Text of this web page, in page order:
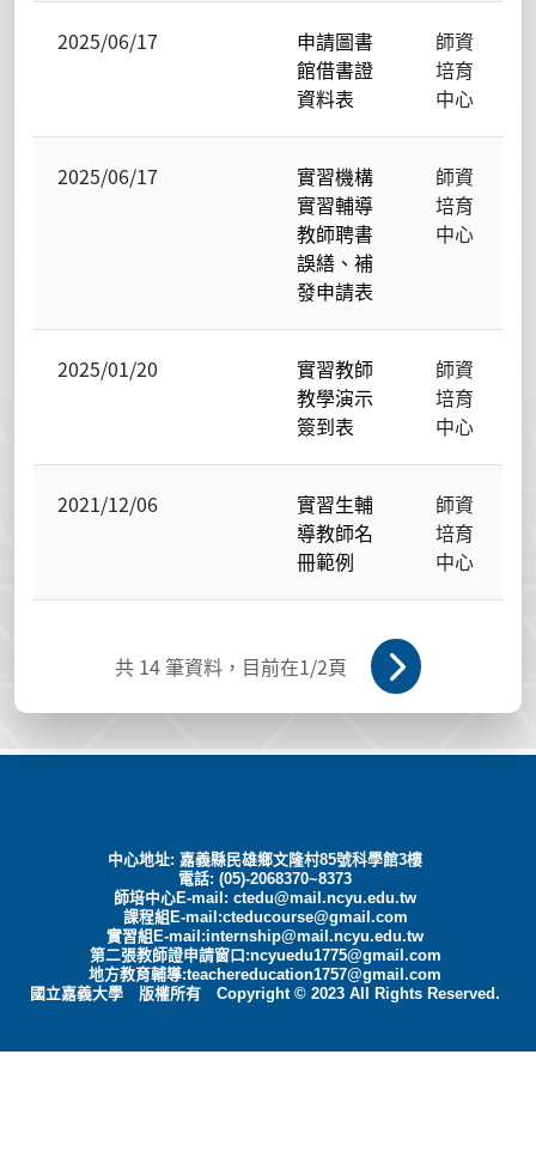
2025/06/17
申請圖書
館借書證
資料表
師資
培育
中心
2025/06/17
實習機構
實習輔導
教師聘書
誤繕、補
發申請表
師資
培育
中心
2025/01/20
實習教師
教學演示
簽到表
師資
培育
中心
2021/12/06
實習生輔
導教師名
冊範例
師資
培育
中心
共 14 筆資料，目前在1/2頁
中心地址: 嘉義縣民雄鄉文隆村85號科學館3樓
電話: (05)-2068370~8373
師培中心E-mail:ctedu@mail.ncyu.edu.tw
課程組E-mail:cteducourse@gmail.com
實習組E-mail:internship@mail.ncyu.edu.tw
第二張教師證申請窗口:ncyuedu1775@gmail.com
地方教育輔導:teachereducation1757@gmail.com
國立嘉義大學 版權所有 Copyright © 2023 All Rights Reserved.